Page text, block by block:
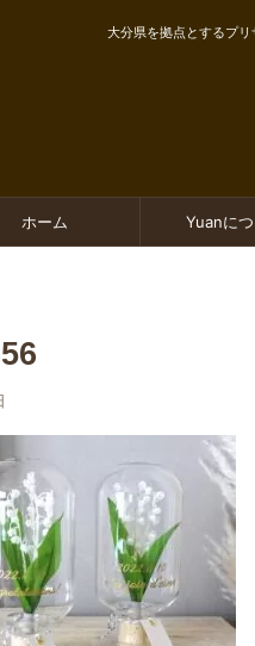
大分県を拠点とするプ
ホーム Yuanに